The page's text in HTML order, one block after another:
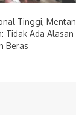
Tinggi, Mentan
Tidak Ada Alasan
Beras